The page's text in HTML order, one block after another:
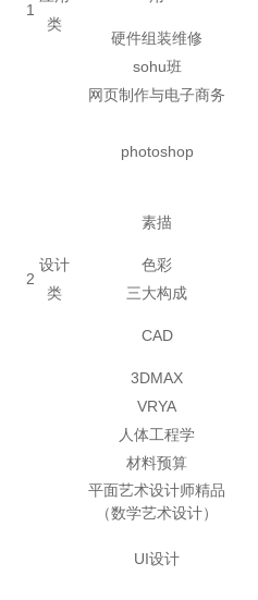
1
类
硬件组装维修
sohu班
2
设计
类
网页制作与电子商务
photoshop
素描
色彩
三大构成
CAD
3DMAX
VRYA
人体工程学
材料预算
平面艺术设计师精品
（数学艺术设计）
UI设计